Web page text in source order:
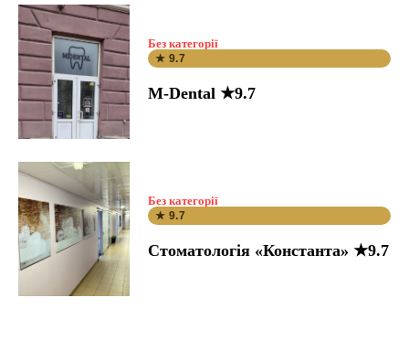
Без категорії
★ 9.7
M-Dental ★9.7
Без категорії
★ 9.7
Стоматологія «Константа» ★9.7